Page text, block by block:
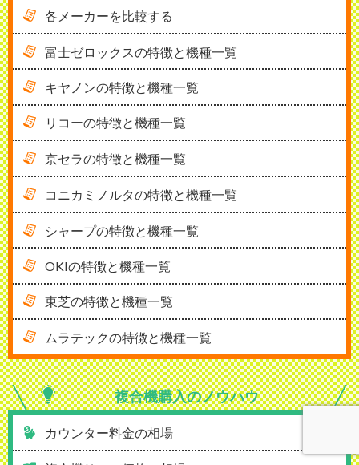
各メーカーを比較する
富士ゼロックスの特徴と機種一覧
キヤノンの特徴と機種一覧
リコーの特徴と機種一覧
京セラの特徴と機種一覧
コニカミノルタの特徴と機種一覧
シャープの特徴と機種一覧
OKIの特徴と機種一覧
東芝の特徴と機種一覧
ムラテックの特徴と機種一覧
複合機購入のノウハウ
カウンター料金の相場